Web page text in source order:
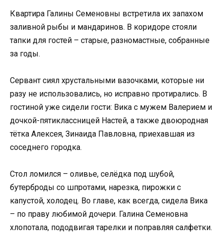
Квартира Галины Семеновны встретила их запахом
заливной рыбы и мандаринов. В коридоре стояли
тапки для гостей – старые, разномастные, собранные
за годы.
Сервант сиял хрустальными вазочками, которые ни
разу не использовались, но исправно протирались. В
гостиной уже сидели гости: Вика с мужем Валерием и
дочкой-пятиклассницей Настей, а также двоюродная
тётка Алексея, Зинаида Павловна, приехавшая из
соседнего городка.
Стол ломился – оливье, селёдка под шубой,
бутерброды со шпротами, нарезка, пирожки с
капустой, холодец. Во главе, как всегда, сидела Вика
– по праву любимой дочери. Галина Семеновна
хлопотала, пододвигая тарелки и поправляя салфетки.